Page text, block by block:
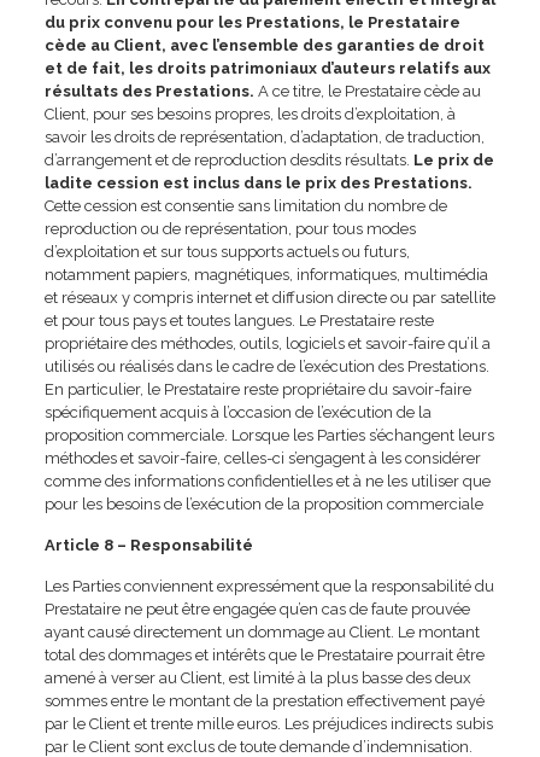
du prix convenu pour les Prestations, le Prestataire
cède au Client, avec l’ensemble des garanties de droit
et de fait, les droits patrimoniaux d’auteurs relatifs aux
résultats des Prestations. A ce titre, le Prestataire cède au
Client, pour ses besoins propres, les droits d’exploitation, à
savoir les droits de représentation, d’adaptation, de traduction,
d’arrangement et de reproduction desdits résultats. Le prix de
ladite cession est inclus dans le prix des Prestations.
Cette cession est consentie sans limitation du nombre de
reproduction ou de représentation, pour tous modes
d’exploitation et sur tous supports actuels ou futurs,
notamment papiers, magnétiques, informatiques, multimédia
et réseaux y compris internet et diffusion directe ou par satellite
et pour tous pays et toutes langues. Le Prestataire reste
propriétaire des méthodes, outils, logiciels et savoir-faire qu’il a
utilisés ou réalisés dans le cadre de l’exécution des Prestations.
En particulier, le Prestataire reste propriétaire du savoir-faire
spécifiquement acquis à l’occasion de l’exécution de la
proposition commerciale. Lorsque les Parties s’échangent leurs
méthodes et savoir-faire, celles-ci s’engagent à les considérer
comme des informations confidentielles et à ne les utiliser que
pour les besoins de l’exécution de la proposition commerciale
Article 8 – Responsabilité
Les Parties conviennent expressément que la responsabilité du
Prestataire ne peut être engagée qu’en cas de faute prouvée
ayant causé directement un dommage au Client. Le montant
total des dommages et intérêts que le Prestataire pourrait être
amené à verser au Client, est limité à la plus basse des deux
sommes entre le montant de la prestation effectivement payé
par le Client et trente mille euros. Les préjudices indirects subis
par le Client sont exclus de toute demande d’indemnisation.